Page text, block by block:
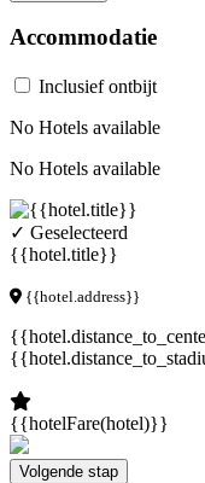
Accommodatie
Inclusief ontbijt
No Hotels available
No Hotels available
✓ Geselecteerd
{{hotel.title}}
{{hotel.address}}
{{hotelFare(hotel)}}
Volgende stap